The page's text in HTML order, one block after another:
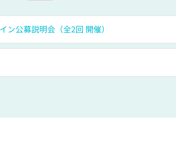
ン公募説明会（全2回 開催）